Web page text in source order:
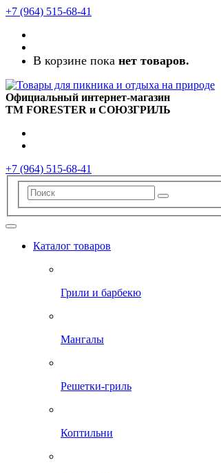
+7 (964) 515-68-41
В корзине пока нет товаров.
Официальный интернет-магазин
TM FORESTER и СОЮЗГРИЛЬ
+7 (964) 515-68-41
Каталог товаров
Грили и барбекю
Мангалы
Решетки-гриль
Коптильни